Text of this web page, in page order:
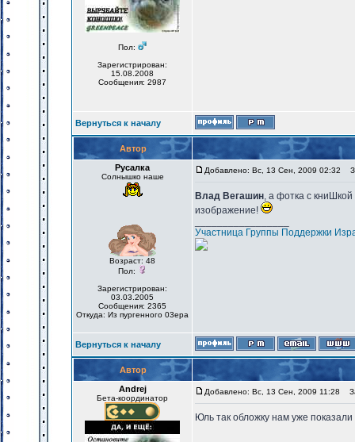
Пол:
Зарегистрирован:
15.08.2008
Сообщения: 2987
Вернуться к началу
Автор
Русалка
Солнышко наше
Возраст: 48
Пол:
Зарегистрирован:
03.03.2005
Сообщения: 2365
Откуда: Из пургенного 03ера
Добавлено: Вс, 13 Сен, 2009 02:32
Влад Вегашин, а фотка с книШкой
изображение!
Участница Группы Поддержки
Вернуться к началу
Автор
Andrej
Бета-координатор
Добавлено: Вс, 13 Сен, 2009 11:28
Юль так обложку нам уже показали